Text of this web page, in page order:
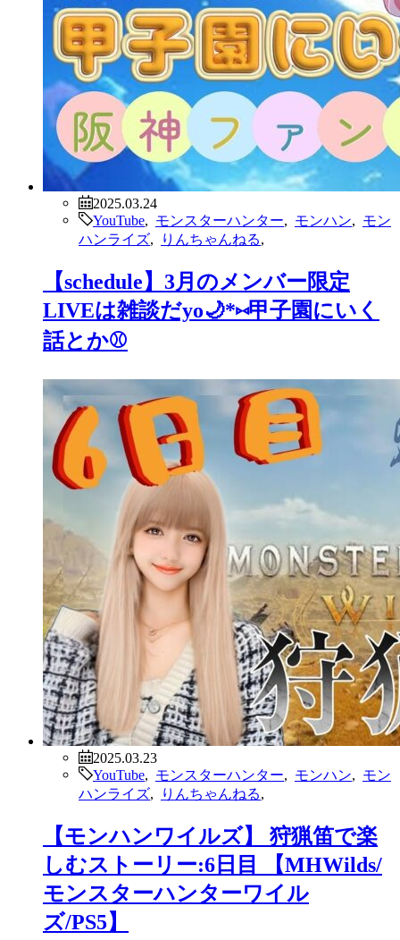
2025.03.24
YouTube
モンスターハンター モンハン
モン
ハンライズ
りんちゃんねる
【schedule】3月のメンバー限定
LIVEは雑談だyo🌙*⑅甲子園にいく
話とか⚾️
2025.03.23
YouTube
モンスターハンター モンハン
モン
ハンライズ
りんちゃんねる
【モンハンワイルズ】 狩猟笛で楽
しむストーリー:6日目 【MHWilds/
モンスターハンターワイル
ズ/PS5】